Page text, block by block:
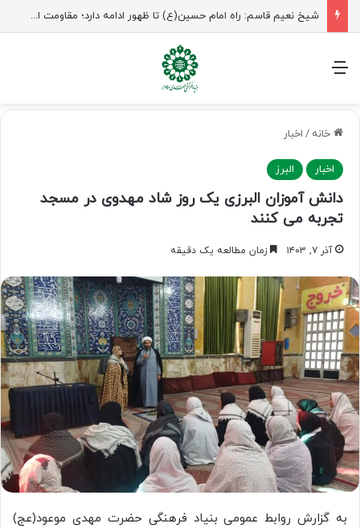
منو
خانه / اخبار
اخبار البرز
دانش آموزان البرزی یک روز شاد مهدوی در مسجد
تجربه می کنند
آذر ۷, ۱۴۰۳ زمان مطالعه یک دقیقه
به گزارش روابط عمومی بنیاد فرهنگی حضرت مهدی موعود(عج)